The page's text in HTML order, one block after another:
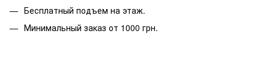
Бесплатный подъем на этаж.
Минимальный заказ от 1000 грн.